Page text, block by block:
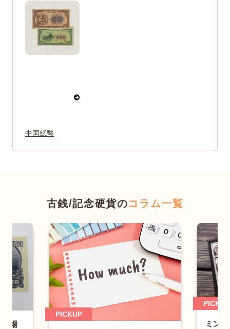
中国紙幣
古銭/記念硬貨のコラム一覧
PICKUP
PICKUP
ミントセ